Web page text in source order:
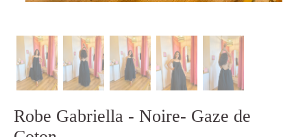
Robe Gabriella - Noire- Gaze de